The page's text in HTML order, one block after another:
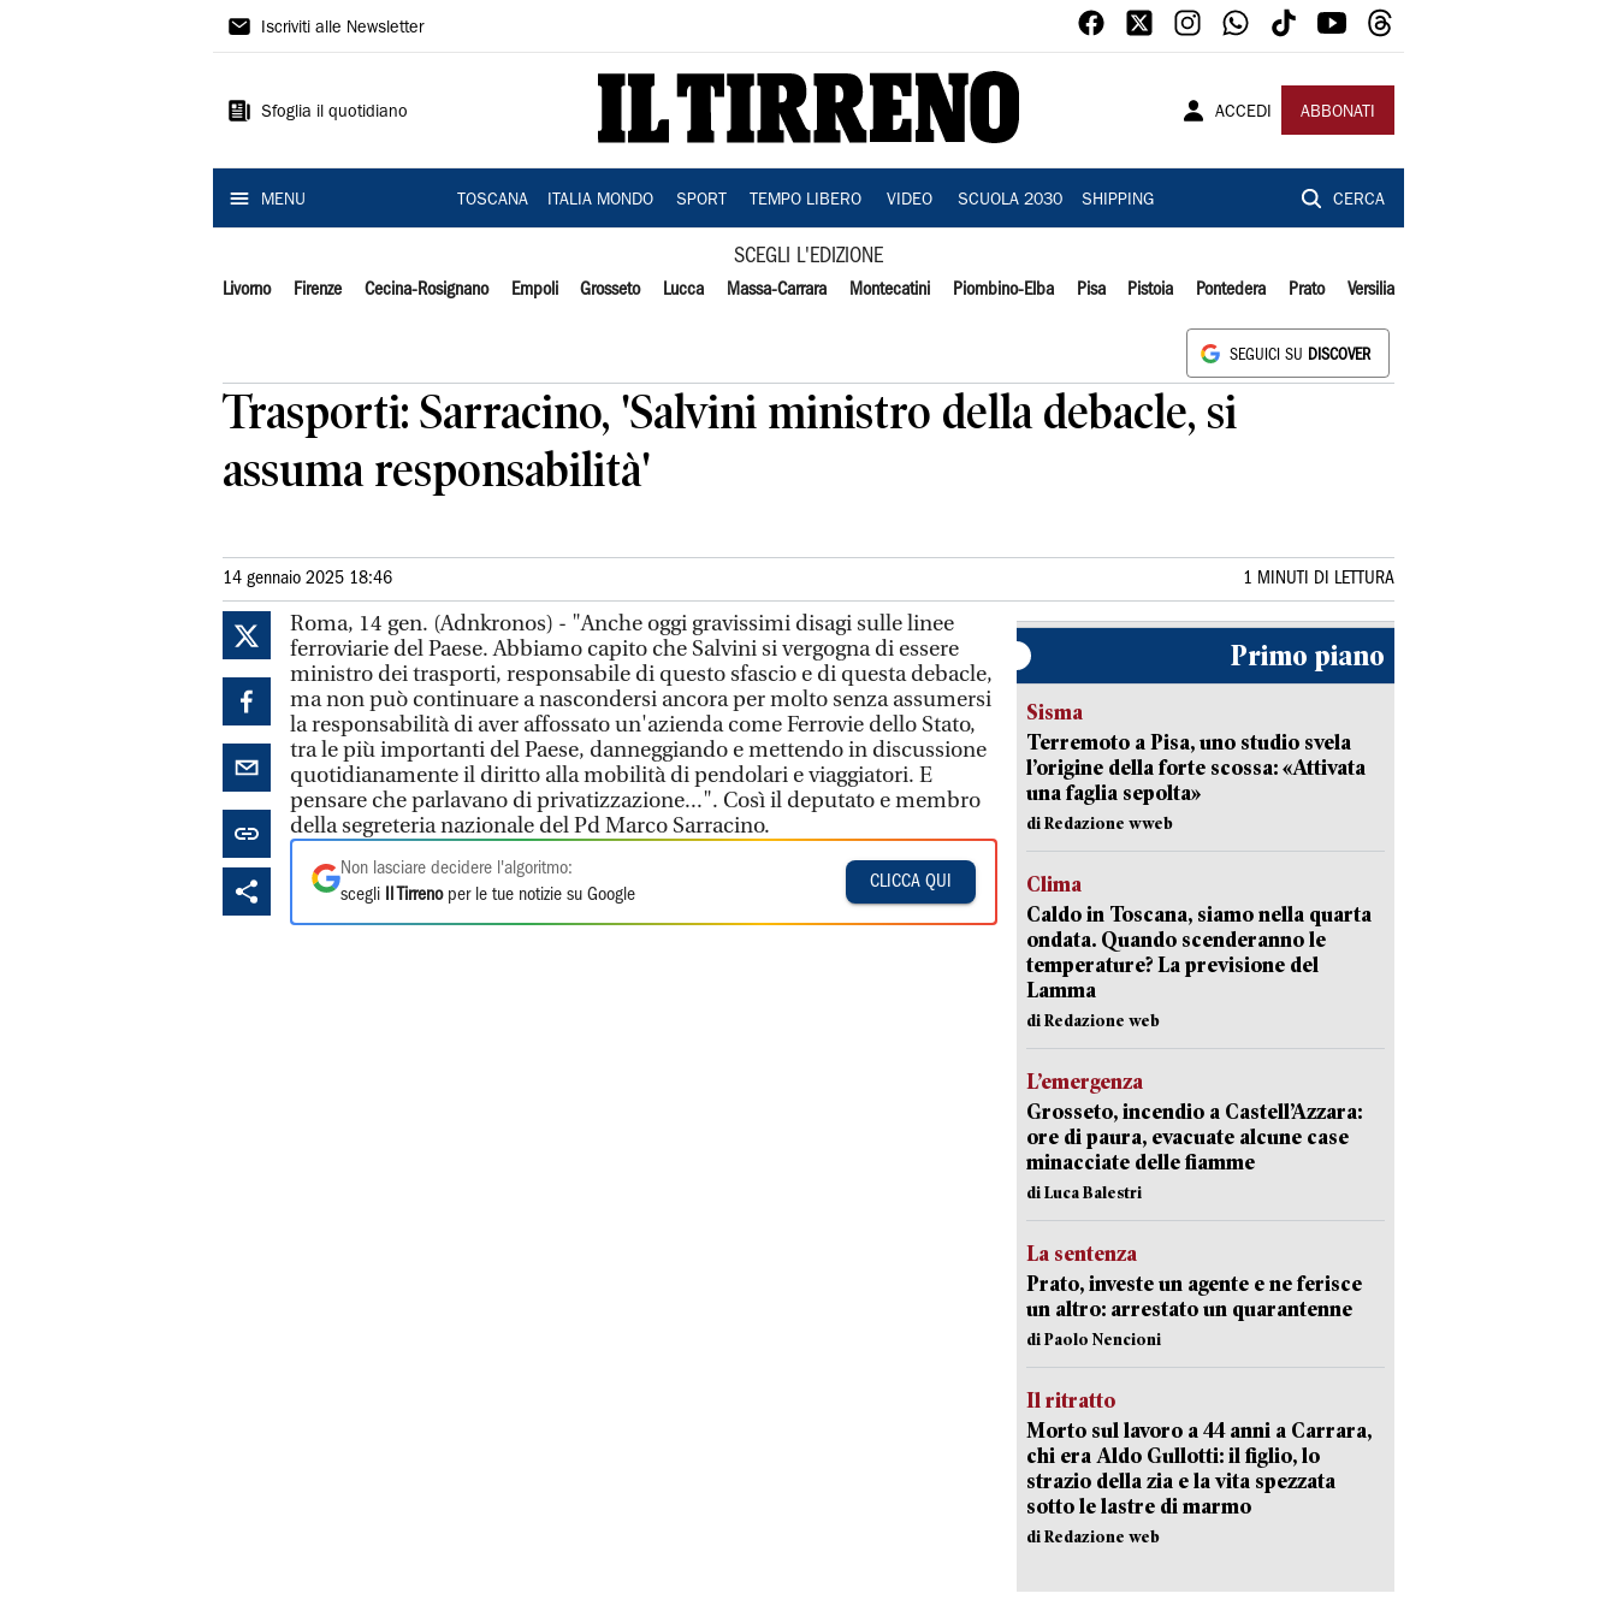
Il
Iscriviti alle Newsletter
Sfoglia il quotidiano ACCEDI ABBONATI
MENU TOSCANA ITALIA MONDO SPORT TEMPO LIBERO VIDEO SCUOLA 2030 SHIPPING CERCA
SCEGLI L'EDIZIONE
Livorno Firenze Cecina-Rosignano Empoli Grosseto Lucca Massa-Carrara Montecatini Piombino-Elba Pisa Pistoia Pontedera Prato Versilia
SEGUICI SU DISCOVER
Trasporti: Sarracino, 'Salvini ministro della debacle, si
assuma responsabilità'
14 gennaio 2025 18:46 1 MINUTI DI LETTURA
Roma, 14 gen. (Adnkronos) - "Anche oggi gravissimi disagi sulle linee
ferroviarie del Paese. Abbiamo capito che Salvini si vergogna di essere
ministro dei trasporti, responsabile di questo sfascio e di questa debacle,
ma non può continuare a nascondersi ancora per molto senza assumersi
la responsabilità di aver affossato un'azienda come Ferrovie dello Stato,
tra le più importanti del Paese, danneggiando e mettendo in discussione
quotidianamente il diritto alla mobilità di pendolari e viaggiatori. E
pensare che parlavano di privatizzazione...". Così il deputato e membro
della segreteria nazionale del Pd Marco Sarracino.
Non lasciare decidere l'algoritmo:
scegli
Il Tirrenoper le tue notizie su Google
CLICCA QUI
Primo piano
Sisma
Terremoto a Pisa, uno studio svela
l’origine della forte scossa: «Attivata
una faglia sepolta»
di Redazione wweb
Clima
Caldo in Toscana, siamo nella quarta
ondata. Quando scenderanno le
temperature? La previsione del
Lamma
di Redazione web
L’emergenza
Grosseto, incendio a Castell’Azzara:
ore di paura, evacuate alcune case
minacciate delle fiamme
di Luca Balestri
La sentenza
Prato, investe un agente e ne ferisce
un altro: arrestato un quarantenne
di Paolo Nencioni
Il ritratto
Morto sul lavoro a 44 anni a Carrara,
chi era Aldo Gullotti: il figlio, lo
strazio della zia e la vita spezzata
sotto le lastre di marmo
di Redazione web